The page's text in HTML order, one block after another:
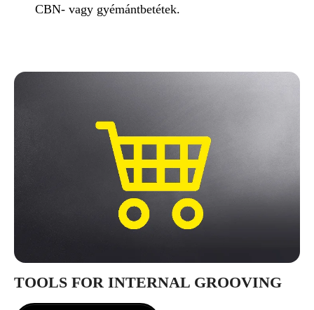
CBN- vagy gyémántbetétek.
TOOLS FOR INTERNAL GROOVING